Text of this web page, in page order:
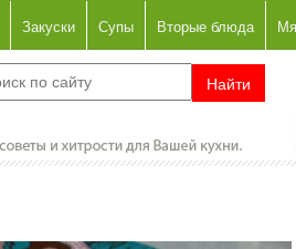
Закуски Супы Вторые блюда